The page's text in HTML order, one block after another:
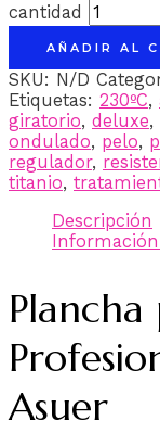
cantidad
AÑADIR AL
SKU: N/D
Etiquetas: 230ºC,
giratorio, deluxe,
ondulado, pelo,
regulador,
titanio,
Descripción
Plancha
Asuer